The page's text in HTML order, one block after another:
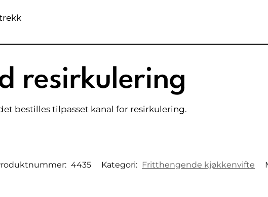
resirkulering
bestilles tilpasset kanal for resirkulering.
4435 Kategori: Fritthengende kjøkkenvifte